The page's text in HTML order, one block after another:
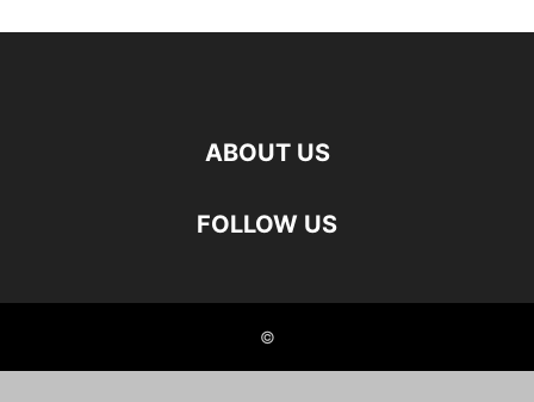
ABOUT US
FOLLOW US
©